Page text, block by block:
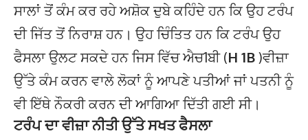
ਸਾਲਾਂ ਤੋਂ ਕੰਮ ਕਰ ਰਹੇ ਅਸ਼ੋਕ ਦੁਬੇ ਕਹਿੰਦੇ ਹਨ ਕਿ ਉਹ ਟਰੰਪ
ਦੀ ਜਿੱਤ ਤੋਂ ਨਿਰਾਸ਼ ਹਨ। ਉਹ ਚਿੰਤਿਤ ਹਨ ਕਿ ਟਰੰਪ ਉਹ
ਫੈਸਲਾ ਉਲਟ ਸਕਦੇ ਹਨ ਜਿਸ ਵਿੱਚ ਐਚ1ਬੀ (H 1B)ਵੀਜ਼ਾ
ਉੱਤੇ ਕੰਮ ਕਰਨ ਵਾਲੇ ਲੋਕਾਂ ਨੂੰ ਆਪਣੇ ਪਤੀਆਂ ਜਾਂ ਪਤਨੀ ਨੂੰ
ਵੀ ਇੱਥੇ ਨੌਕਰੀ ਕਰਨ ਦੀ ਆਗਿਆ ਦਿੱਤੀ ਗਈ ਸੀ।
ਟਰੰਪ ਦਾ ਵੀਜ਼ਾ ਨੀਤੀ ਉੱਤੇ ਸਖਤ ਫੈਸਲਾ